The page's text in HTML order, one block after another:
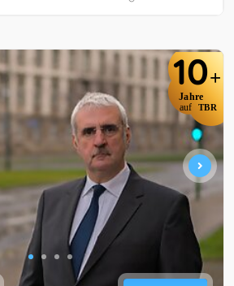
10+
Jahre
auf TBR